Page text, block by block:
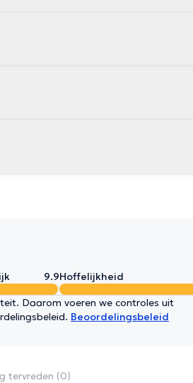
9.9Hoffelijkheid
Daarom voeren we controles uit
Beoordelingsbeleid
tervreden (0)